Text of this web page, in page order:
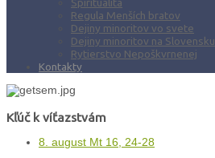
Spiritualita
Regula Menších bratov
Dejiny minoritov vo svete
Dejiny minoritov na Slovensku
Rytierstvo Nepoškvrnenej
Kontakty
Kľúč k víťazstvám
8. august Mt 16, 24-28